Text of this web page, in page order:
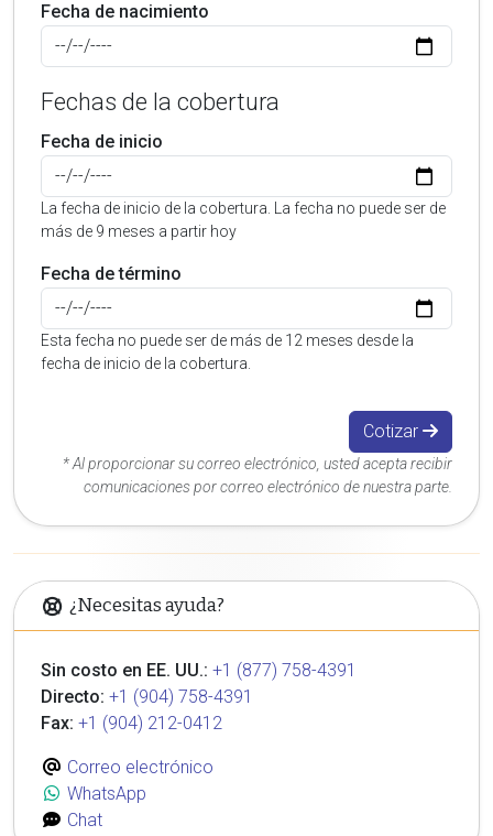
Fecha de nacimiento
Fechas de la cobertura
Fecha de inicio
La fecha de inicio de la cobertura. La fecha no puede ser de
más de 9 meses a partir hoy
Fecha de término
Esta fecha no puede ser de más de 12 meses desde la
fecha de inicio de la cobertura.
Cotizar
* Al proporcionar su correo electrónico, usted acepta recibir
comunicaciones por correo electrónico de nuestra parte.
¿Necesitas ayuda?
Sin costo en EE. UU.: +1 (877) 758-4391
Directo: +1 (904) 758-4391
Fax: +1 (904) 212-0412
Correo electrónico
WhatsApp
Chat